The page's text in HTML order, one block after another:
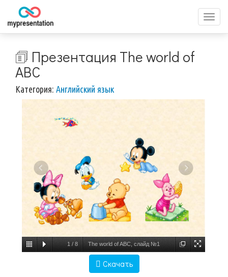
меню
🗊 Презентация The world of
ABC
Категория: Английский язык
1 / 8 The world of ABC, слайд №1
Скачать